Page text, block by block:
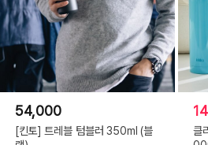
54,000
[킨토] 트레블 텀블러 350ml (블
클